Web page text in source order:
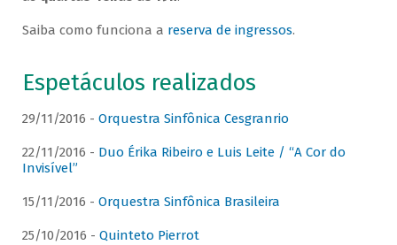
Saiba como funciona a reserva de ingressos.
Espetáculos realizados
29/11/2016 - Orquestra Sinfônica Cesgranrio
22/11/2016 - Duo Érika Ribeiro e Luis Leite / “A Cor do
Invisível”
15/11/2016 - Orquestra Sinfônica Brasileira
25/10/2016 - Quinteto Pierrot